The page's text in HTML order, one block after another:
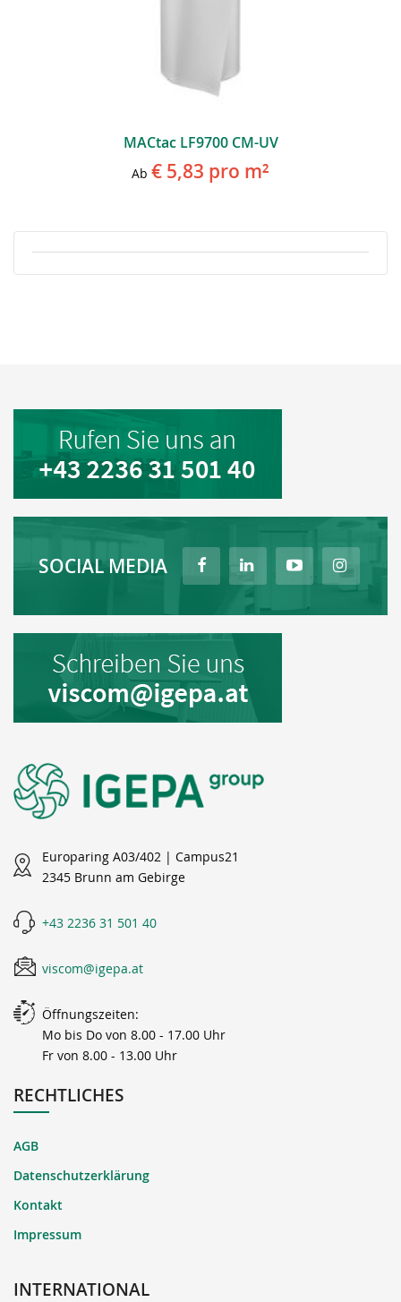
MACtac LF9700 CM-UV
Ab € 5,83 pro m²
SOCIAL MEDIA
Europaring A03/402 | Campus21
2345 Brunn am Gebirge
+43 2236 31 501 40
viscom@igepa.at
Öffnungszeiten:
Mo bis Do von 8.00 - 17.00 Uhr
Fr von 8.00 - 13.00 Uhr
RECHTLICHES
AGB
Datenschutzerklärung
Kontakt
Impressum
INTERNATIONAL